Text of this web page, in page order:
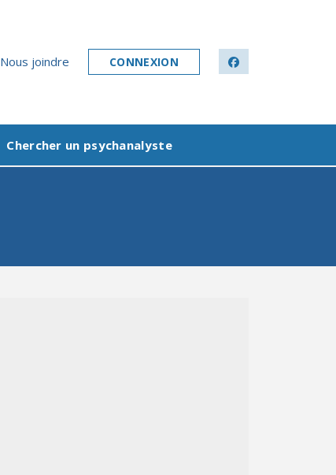
Nous joindre CONNEXION facebook
Chercher un psychanalyste